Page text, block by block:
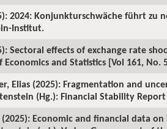
2024: Konjunkturschwäche führt zu
Institut.
Sectoral effects of exchange rate
and Statistics [Vol 161, No.
Elias (2025): Fragmentation and
(Hg.): Financial Stability Report
Economic and financial data